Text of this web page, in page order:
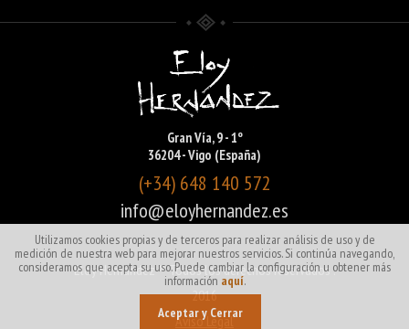
Gran Vía, 9 - 1º
36204 - Vigo (España)
(+34) 648 140 572
info@eloyhernandez.es
Eloy Hernández ® Todos los derechos reservados .
2016
Aviso Legal
Utilizamos cookies propias y de terceros para realizar análisis de uso y de
medición de nuestra web para mejorar nuestros servicios. Si continúa navegando,
consideramos que acepta su uso. Puede cambiar la configuración u obtener más
información aquí.
Aceptar y Cerrar